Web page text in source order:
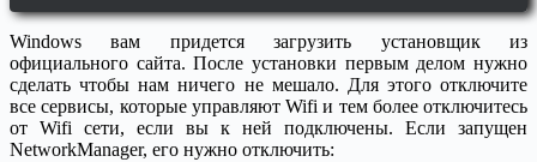
Windows вам придется загрузить установщик из
официального сайта. После установки первым делом нужно
сделать чтобы нам ничего не мешало. Для этого отключите
все сервисы, которые управляют Wifi и тем более отключитесь
от Wifi сети, если вы к ней подключены. Если запущен
NetworkManager, его нужно отключить: